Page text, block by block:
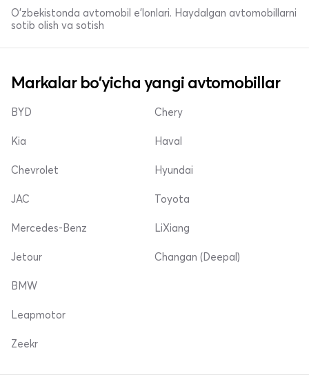
O'zbekistonda avtomobil e’lonlari. Haydalgan avtomobillarni
sotib olish va sotish
Markalar bo'yicha yangi avtomobillar
BYD
Kia
Chevrolet
Chery
Haval
Hyundai
JAC
Mercedes-Benz
Jetour
Toyota
LiXiang
Changan (Deepal)
BMW
Leapmotor
Zeekr